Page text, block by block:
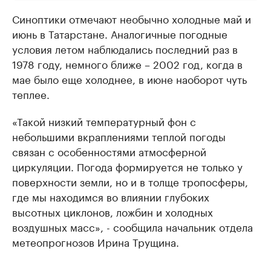
Синоптики отмечают необычно холодные май и
июнь в Татарстане. Аналогичные погодные
условия летом наблюдались последний раз в
1978 году, немного ближе – 2002 год, когда в
мае было еще холоднее, в июне наоборот чуть
теплее.
«Такой низкий температурный фон с
небольшими вкраплениями теплой погоды
связан с особенностями атмосферной
циркуляции. Погода формируется не только у
поверхности земли, но и в толще тропосферы,
где мы находимся во влиянии глубоких
высотных циклонов, ложбин и холодных
воздушных масс», - сообщила начальник отдела
метеопрогнозов Ирина Трущина.